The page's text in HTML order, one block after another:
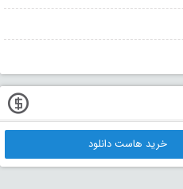
خرید هاست دانلود